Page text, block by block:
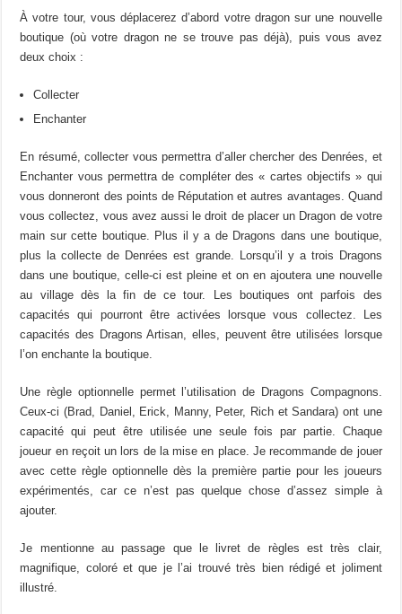
À votre tour, vous déplacerez d’abord votre dragon sur une nouvelle
boutique (où votre dragon ne se trouve pas déjà), puis vous avez
deux choix :
Collecter
Enchanter
En résumé, collecter vous permettra d’aller chercher des Denrées, et
Enchanter vous permettra de compléter des « cartes objectifs » qui
vous donneront des points de Réputation et autres avantages. Quand
vous collectez, vous avez aussi le droit de placer un Dragon de votre
main sur cette boutique. Plus il y a de Dragons dans une boutique,
plus la collecte de Denrées est grande. Lorsqu’il y a trois Dragons
dans une boutique, celle-ci est pleine et on en ajoutera une nouvelle
au village dès la fin de ce tour. Les boutiques ont parfois des
capacités qui pourront être activées lorsque vous collectez. Les
capacités des Dragons Artisan, elles, peuvent être utilisées lorsque
l’on enchante la boutique.
Une règle optionnelle permet l’utilisation de Dragons Compagnons.
Ceux-ci (Brad, Daniel, Erick, Manny, Peter, Rich et Sandara) ont une
capacité qui peut être utilisée une seule fois par partie. Chaque
joueur en reçoit un lors de la mise en place. Je recommande de jouer
avec cette règle optionnelle dès la première partie pour les joueurs
expérimentés, car ce n’est pas quelque chose d’assez simple à
ajouter.
Je mentionne au passage que le livret de règles est très clair,
magnifique, coloré et que je l’ai trouvé très bien rédigé et joliment
illustré.